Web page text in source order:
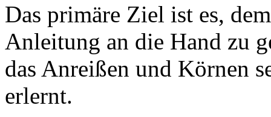
Das primäre Ziel ist es,
Anleitung an die Hand zu
das Anreißen und Körnen
erlernt.